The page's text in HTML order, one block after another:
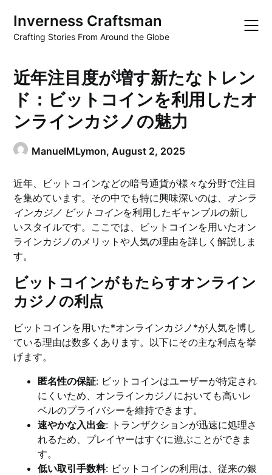
content
Inverness Craftsman
Crafting Stories From Around the Globe
近年注目度が増す新たなトレン
ド：ビットコインを利用したオ
ンラインカジノの魅力
ManuelMLymon,August 2, 2025
近年、ビットコインなどの暗号通貨が様々な分野で注目
を集めています。その中でも特に興味深いのは、 オンラ
インカジノ ビットコインを利用したギャンブルの新し
いスタイルです。ここでは、ビットコインを用いたオン
ラインカジノのメリットや人気の理由を詳しく解説しま
す。
ビットコインがもたらすオンライン
カジノの利点
ビットコインを用いた*オンラインカジノ*が人気を博し
ている理由は数多くあります。以下にその主な利点を挙
げます。
匿名性の保証: ビットコインはユーザーが特定され
にくいため、オンラインカジノにおいても高いレ
ベルのプライバシーを維持できます。
速やかな入出金: トランザクションが迅速に処理さ
れるため、プレイヤーはすぐに遊ぶことができま
す。
低い取引手数料: ビットコインの利用は、従来の銀